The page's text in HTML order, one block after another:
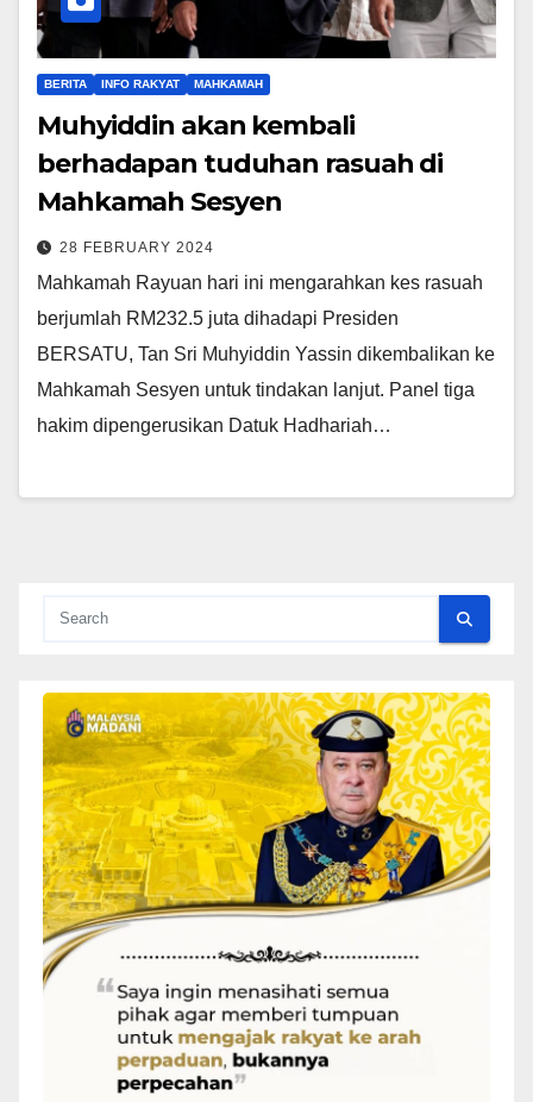
BERITA INFO RAKYAT MAHKAMAH
Muhyiddin akan kembali
berhadapan tuduhan rasuah di
Mahkamah Sesyen
28 FEBRUARY 2024
Mahkamah Rayuan hari ini mengarahkan kes rasuah
berjumlah RM232.5 juta dihadapi Presiden
BERSATU, Tan Sri Muhyiddin Yassin dikembalikan ke
Mahkamah Sesyen untuk tindakan lanjut. Panel tiga
hakim dipengerusikan Datuk Hadhariah…